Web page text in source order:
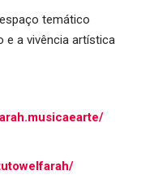
temático
e a vivência artística